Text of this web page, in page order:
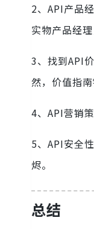
2、API产品
实物产品经理
3、找到API
然，价值指
4、API营销
5、API安全
烬。
总结